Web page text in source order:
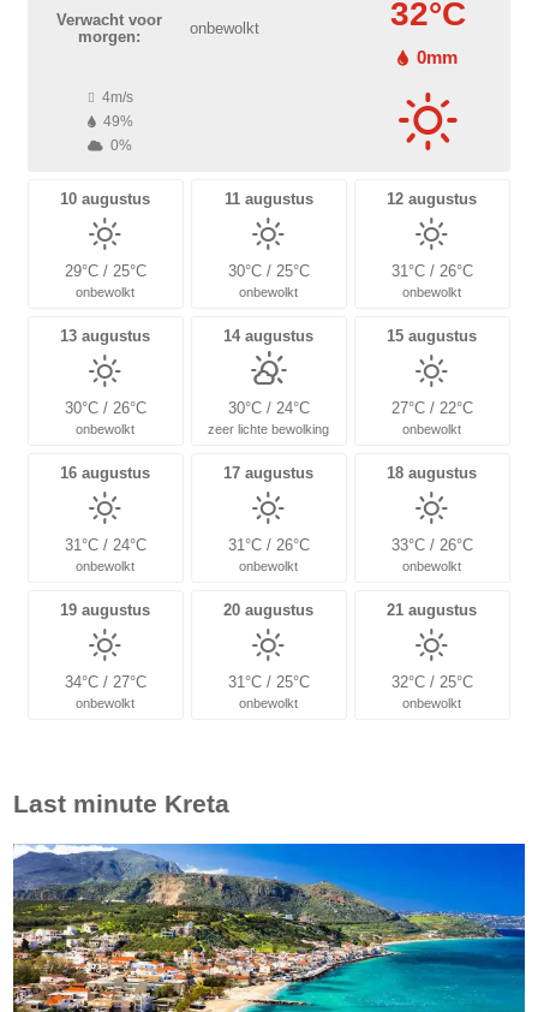
Verwacht voor
morgen:
onbewolkt 32°C
0mm
4m/s
49%
0%
10 augustus
29°C / 25°C
onbewolkt
11 augustus
30°C / 25°C
onbewolkt
12 augustus
31°C / 26°C
onbewolkt
13 augustus
30°C / 26°C
onbewolkt
14 augustus
30°C / 24°C
zeer lichte bewolking
15 augustus
27°C / 22°C
onbewolkt
16 augustus
31°C / 24°C
onbewolkt
17 augustus
31°C / 26°C
onbewolkt
18 augustus
33°C / 26°C
onbewolkt
19 augustus
34°C / 27°C
onbewolkt
20 augustus
31°C / 25°C
onbewolkt
21 augustus
32°C / 25°C
onbewolkt
Last minute Kreta